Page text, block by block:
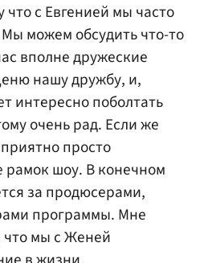
с Евгенией мы часто
можем обсудить что-то
вполне дружеские
нашу дружбу, и,
интересно поболтать
очень рад. Если же
просто
рамок шоу. В конечном
за продюсерами,
программы. Мне
что мы с Женей